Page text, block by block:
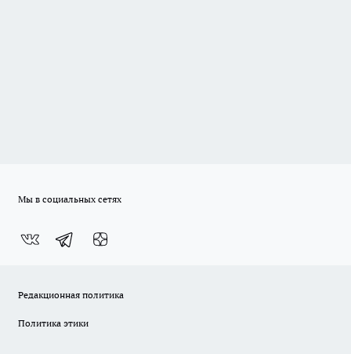
Мы в социальных сетях
Редакционная политика
Политика этики